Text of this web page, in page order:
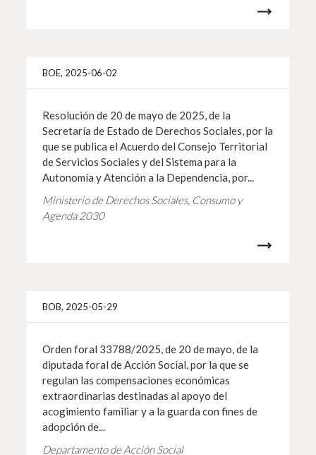
BOE, 2025-06-02
Resolución de 20 de mayo de 2025, de la
Secretaría de Estado de Derechos Sociales, por la
que se publica el Acuerdo del Consejo Territorial
de Servicios Sociales y del Sistema para la
Autonomía y Atención a la Dependencia, por...
Ministerio de Derechos Sociales, Consumo y
Agenda 2030
BOB, 2025-05-29
Orden foral 33788/2025, de 20 de mayo, de la
diputada foral de Acción Social, por la que se
regulan las compensaciones económicas
extraordinarias destinadas al apoyo del
acogimiento familiar y a la guarda con fines de
adopción de...
Departamento de Acción Social